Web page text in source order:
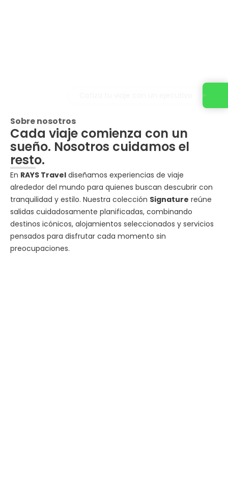
Sobre nosotros
Cada viaje comienza con un
sueño. Nosotros cuidamos el
resto.
En RAYS Travel diseñamos experiencias de viaje
alrededor del mundo para quienes buscan descubrir con
tranquilidad y estilo. Nuestra colección Signature reúne
salidas cuidadosamente planificadas, combinando
destinos icónicos, alojamientos seleccionados y servicios
pensados para disfrutar cada momento sin
preocupaciones.